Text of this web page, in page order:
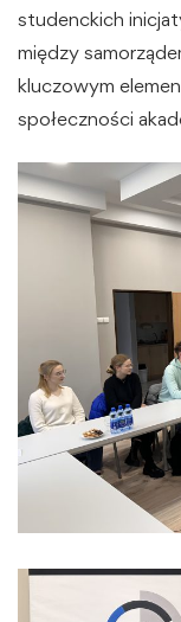
studenckich
między
kluczowym
społeczności